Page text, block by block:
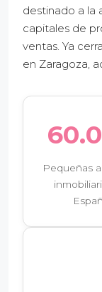
destinado a la
capitales de
ventas. Ya
en Zaragoza,
Pequeñas